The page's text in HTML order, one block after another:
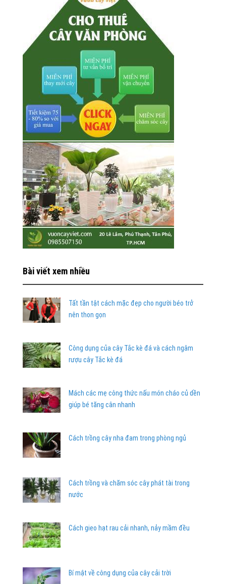
Bài viết xem nhiều
Tất tần tật cách mặc đẹp cho người béo trở
nên thon gọn
Công dụng của cây Tắc kè đá và cách ngâm
rượu cây Tắc kè đá
Mách các mẹ công thức nấu món cháo củ dền
giúp bé tăng cân nhanh
Cách trồng cây nha đam trong phòng ngủ
Cách trồng và chăm sóc cây phát tài trong
nước
Cách gieo hạt rau cải nhanh, nảy mầm đều
Bí mật về công dụng của cây cải trời